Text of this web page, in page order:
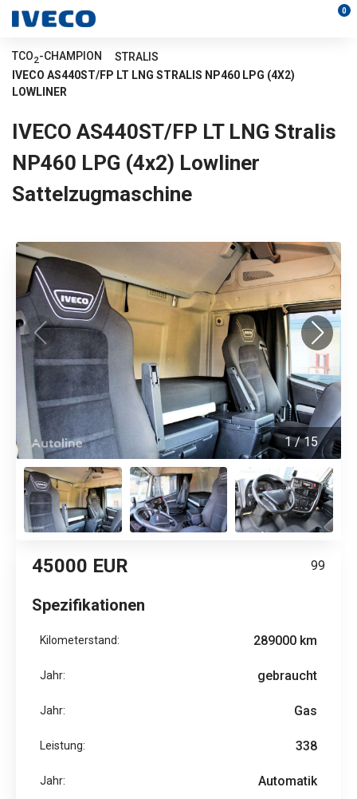
0
TCO2-CHAMPION
STRALIS
IVECO AS440ST/FP LT LNG STRALIS NP460 LPG (4X2)
LOWLINER
IVECO AS440ST/FP LT LNG Stralis
NP460 LPG (4x2) Lowliner
Sattelzugmaschine
1/15
45000 EUR 99
Spezifikationen
Kilometerstand: 289000 km
Jahr: gebraucht
Jahr: Gas
Leistung: 338
Jahr: Automatik